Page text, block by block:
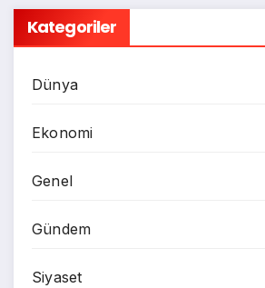
Kategoriler
Dünya
Ekonomi
Genel
Gündem
Siyaset